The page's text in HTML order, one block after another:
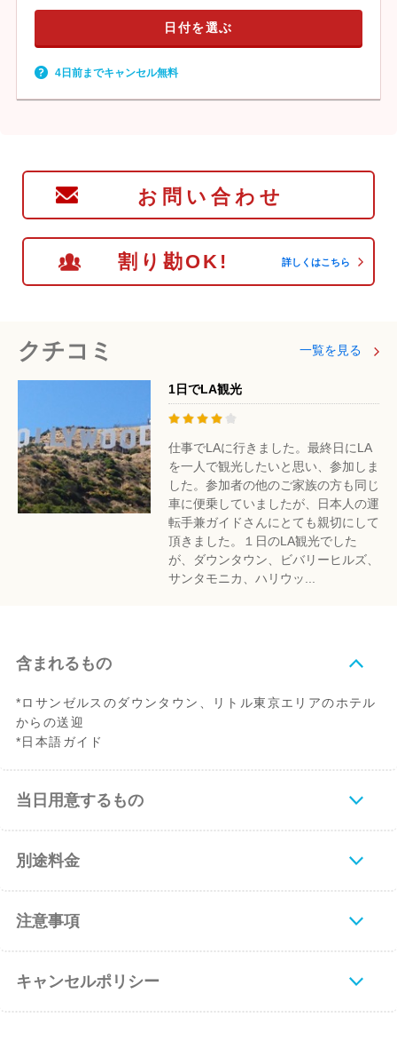
日付を選ぶ
4日前までキャンセル無料
お問い合わせ
割り勘OK! 詳しくはこちら
クチコミ 一覧を見る
1日でLA観光
仕事でLAに行きました。最終日にLA
を一人で観光したいと思い、参加しま
した。参加者の他のご家族の方も同じ
車に便乗していましたが、日本人の運
転手兼ガイドさんにとても親切にして
頂きました。１日のLA観光でした
が、ダウンタウン、ビバリーヒルズ、
サンタモニカ、ハリウッ...
含まれるもの
*ロサンゼルスのダウンタウン、リトル東京エリアのホテル
からの送迎
*日本語ガイド
当日用意するもの
別途料金
注意事項
キャンセルポリシー